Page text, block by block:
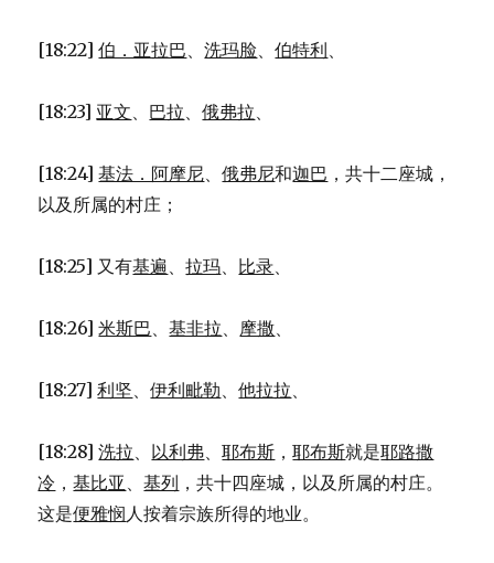
[18:22]伯．亚拉巴、洗玛脸、伯特利、
[18:23] 亚文、 巴拉、俄弗拉、
[18:24]基法．阿摩尼、俄弗尼和迦巴 ，共十二座城，
以及所属的村庄；
[18:25] 又有基遍、拉玛、 比录、
[18:26]米斯巴、基非拉、 摩撒、
[18:27]利坚、伊利毗勒、他拉拉、
[18:28]洗拉、 以利弗、耶布斯 ，耶布斯就是耶路撒
冷 ，基比亚 、基列 ，共十四座城，以及所属的村庄。
这是便雅悯人按着宗族所得的地业。